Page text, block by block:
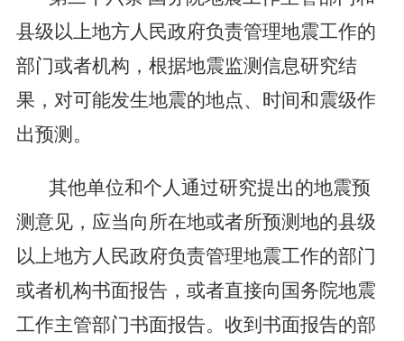
县级以上地方人民政府负责管理地震工作的
部门或者机构，根据地震监测信息研究结
果，对可能发生地震的地点、时间和震级作
出预测。
其他单位和个人通过研究提出的地震预
测意见，应当向所在地或者所预测地的县级
以上地方人民政府负责管理地震工作的部门
或者机构书面报告，或者直接向国务院地震
工作主管部门书面报告。收到书面报告的部